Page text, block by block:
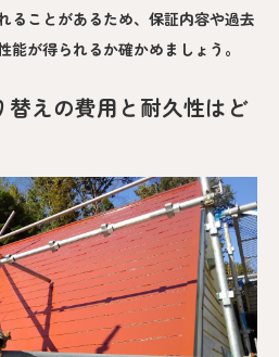
ることがあるため、保証内容や過去
が得られるか確かめましょう。
えの費用と耐久性はど